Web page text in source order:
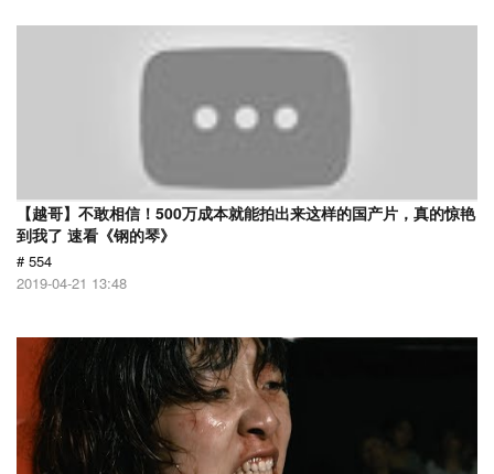
【越哥】不敢相信！500万成本就能拍出来这样的国产片，真的惊艳
到我了 速看《钢的琴》
# 554
2019-04-21 13:48